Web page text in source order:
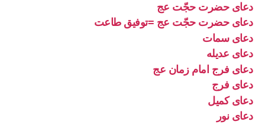
دعای حضرت حجّت عج
دعای حضرت حجّت عج =توفیق طاعت
دعای سمات
دعای عدیله
دعای فرج امام زمان عج
دعای فرج
دعای کمیل
دعای نور